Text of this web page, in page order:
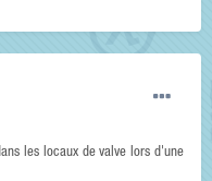
les locaux de valve lors d'une